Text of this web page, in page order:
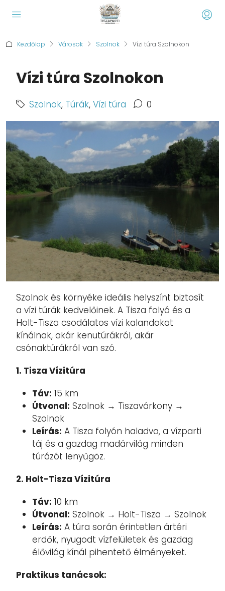
Kezdőlap Városok Szolnok Vízi túra Szolnokon
Vízi túra Szolnokon
Szolnok, Túrák, Vízi túra 0
Szolnok és környéke ideális helyszínt biztosít
a vízi túrák kedvelőinek. A Tisza folyó és a
Holt-Tisza csodálatos vízi kalandokat
kínálnak, akár kenutúrákról, akár
csónaktúrákról van szó.
1. Tisza Vízitúra
Táv: 15 km
Útvonal: Szolnok → Tiszavárkony →
Szolnok
Leírás: A Tisza folyón haladva, a vízparti
táj és a gazdag madárvilág minden
túrázót lenyűgöz.
2. Holt-Tisza Vízitúra
Táv: 10 km
Útvonal: Szolnok → Holt-Tisza → Szolnok
Leírás: A túra során érintetlen ártéri
erdők, nyugodt vízfelületek és gazdag
élővilág kínál pihentető élményeket.
Praktikus tanácsok: